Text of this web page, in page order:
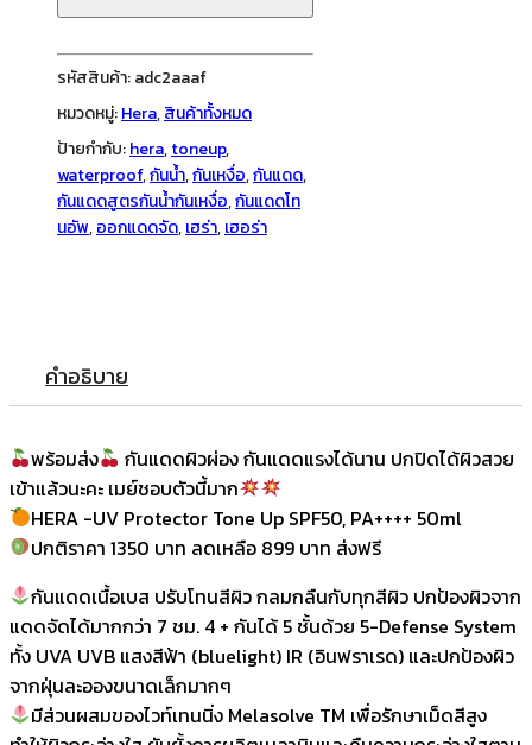
Tone
SPF50,
PA++++
50ml
ชิ้น
รหัสสินค้า:adc2aaaf
หมวดหมู่:Hera,สินค้าทั้งหมด
ป้ายกำกับ:hera,toneup,
waterproof,กันน้ำ,กันเหงื่อ,กันแดด,
กันแดดสูตรกันน้ำกันเหงื่อ,กันแดดโท
นอัพ,ออกแดดจัด,เฮร่า,เฮอร่า
คำอธิบาย
พร้อมส่ง
กันแดดผิวผ่อง กันแดดแรงได้นาน ปกปิดได้ผิวสวย
เข้าแล้วนะคะ เมย์ชอบตัวนี้มาก
HERA -UV Protector Tone Up SPF50, PA++++ 50ml
ปกติราคา 1350 บาท ลดเหลือ 899 บาท ส่งฟรี
กันแดดเนื้อเบส ปรับโทนสีผิว กลมกลืนกับทุกสีผิว ปกป้องผิวจาก
แดดจัดได้มากกว่า 7 ชม. 4 + กันได้ 5 ชั้นด้วย 5-Defense System
ทั้ง UVA UVB แสงสีฟ้า (bluelight) IR (อินฟราเรด) และปกป้องผิว
จากฝุ่นละอองขนาดเล็กมากๆ
มีส่วนผสมของไวท์เทนนิ่ง Melasolve TM เพื่อรักษาเม็ดสีสูง